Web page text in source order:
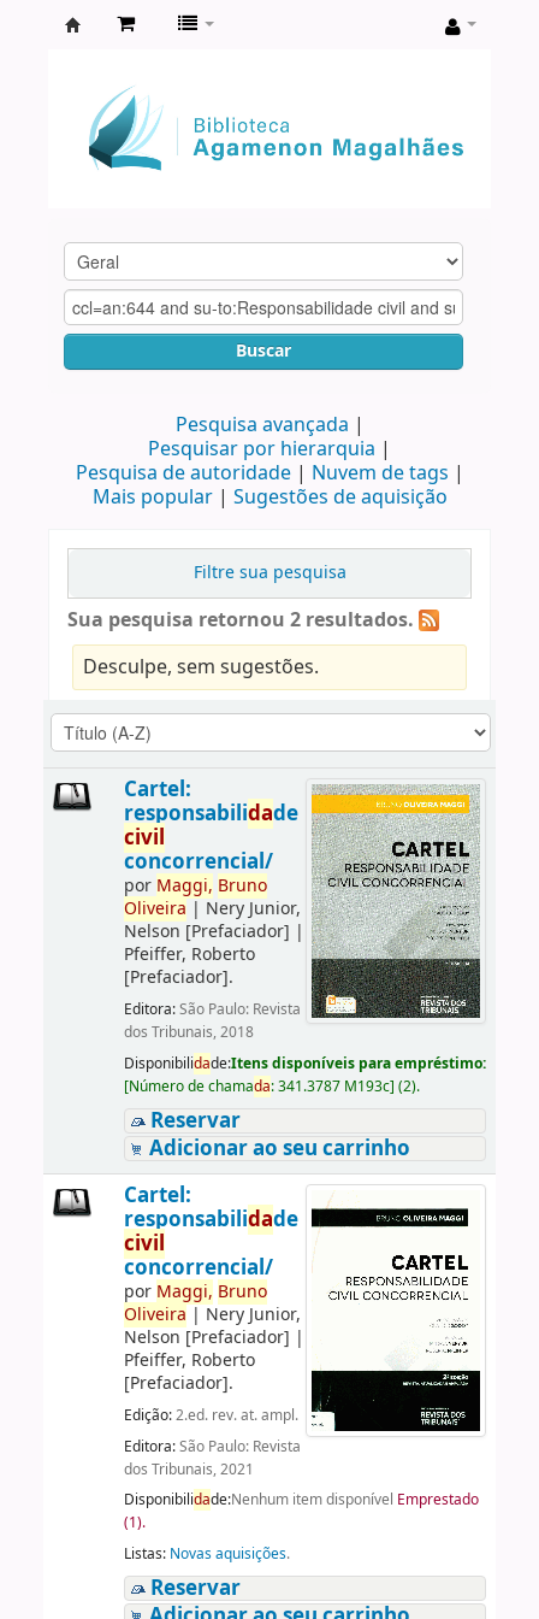
Agamenon
Magalhães
Buscar
Pesquisa avançada
Pesquisar por hierarquia
Pesquisa de autoridade
Nuvem de tags
Mais popular
Sugestões de aquisição
Filtre sua pesquisa
Sua pesquisa retornou 2 resultados.
Desculpe, sem sugestões.
Cartel:
responsabilidade
civil
concorrencial/
por Maggi, Bruno
Oliveira | Nery Junior,
Nelson [Prefaciador] |
Pfeiffer, Roberto
[Prefaciador].
Editora:São Paulo: Revista
dos Tribunais, 2018
Disponibilidade:Itens disponíveis para empréstimo:
[Número de chamada:341.3787 M193c] (2).
Reservar
Adicionar ao seu carrinho
Cartel:
responsabilidade
civil
concorrencial/
por Maggi, Bruno
Oliveira | Nery Junior,
Nelson [Prefaciador] |
Pfeiffer, Roberto
[Prefaciador].
Edição:2.ed. rev. at. ampl.
Editora:São Paulo: Revista
dos Tribunais, 2021
Disponibilidade:Nenhum item disponível Emprestado
(1).
Listas: Novas aquisições.
Reservar